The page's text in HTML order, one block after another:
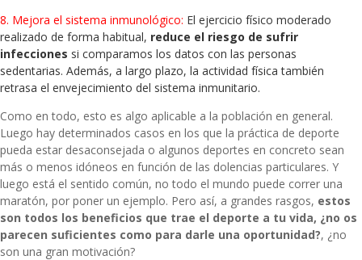
8. Mejora el sistema inmunológico: El ejercicio físico moderado
realizado de forma habitual, reduce el riesgo de sufrir
infecciones si comparamos los datos con las personas
sedentarias. Además, a largo plazo, la actividad física también
retrasa el envejecimiento del sistema inmunitario.
Como en todo, esto es algo aplicable a la población en general.
Luego hay determinados casos en los que la práctica de deporte
pueda estar desaconsejada o algunos deportes en concreto sean
más o menos idóneos en función de las dolencias particulares. Y
luego está el sentido común, no todo el mundo puede correr una
maratón, por poner un ejemplo. Pero así, a grandes rasgos, estos
son todos los beneficios que trae el deporte a tu vida, ¿no os
parecen suficientes como para darle una oportunidad?, ¿no
son una gran motivación?